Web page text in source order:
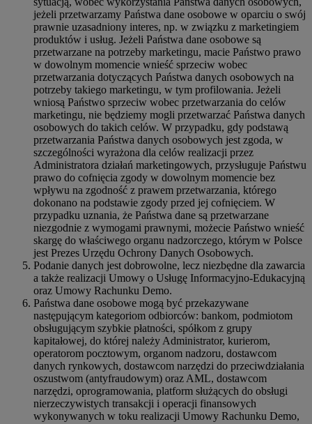
jeżeli przetwarzamy Państwa dane osobowe w oparciu o swój
prawnie uzasadniony interes, np. w związku z marketingiem
produktów i usług. Jeżeli Państwa dane osobowe są
przetwarzane na potrzeby marketingu, macie Państwo prawo
w dowolnym momencie wnieść sprzeciw wobec
przetwarzania dotyczących Państwa danych osobowych na
potrzeby takiego marketingu, w tym profilowania. Jeżeli
wniosą Państwo sprzeciw wobec przetwarzania do celów
marketingu, nie będziemy mogli przetwarzać Państwa danych
osobowych do takich celów. W przypadku, gdy podstawą
przetwarzania Państwa danych osobowych jest zgoda, w
szczególności wyrażona dla celów realizacji przez
Administratora działań marketingowych, przysługuje Państwu
prawo do cofnięcia zgody w dowolnym momencie bez
wpływu na zgodność z prawem przetwarzania, którego
dokonano na podstawie zgody przed jej cofnięciem. W
przypadku uznania, że Państwa dane są przetwarzane
niezgodnie z wymogami prawnymi, możecie Państwo wnieść
skargę do właściwego organu nadzorczego, którym w Polsce
jest Prezes Urzędu Ochrony Danych Osobowych.
Podanie danych jest dobrowolne, lecz niezbędne dla zawarcia
a także realizacji Umowy o Usługę Informacyjno-Edukacyjną
oraz Umowy Rachunku Demo.
Państwa dane osobowe mogą być przekazywane
następującym kategoriom odbiorców: bankom, podmiotom
obsługującym szybkie płatności, spółkom z grupy
kapitałowej, do której należy Administrator, kurierom,
operatorom pocztowym, organom nadzoru, dostawcom
danych rynkowych, dostawcom narzędzi do przeciwdziałania
oszustwom (antyfraudowym) oraz AML, dostawcom
narzędzi, oprogramowania, platform służących do obsługi
nierzeczywistych transakcji i operacji finansowych
wykonywanych w toku realizacji Umowy Rachunku Demo,